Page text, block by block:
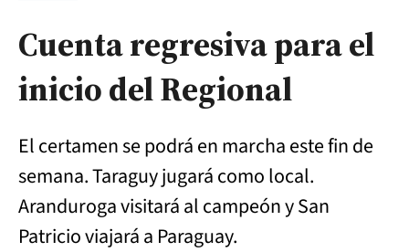
Cuenta regresiva para el
inicio del Regional
El certamen se podrá en marcha este fin de
semana. Taraguy jugará como local.
Aranduroga visitará al campeón y San
Patricio viajará a Paraguay.